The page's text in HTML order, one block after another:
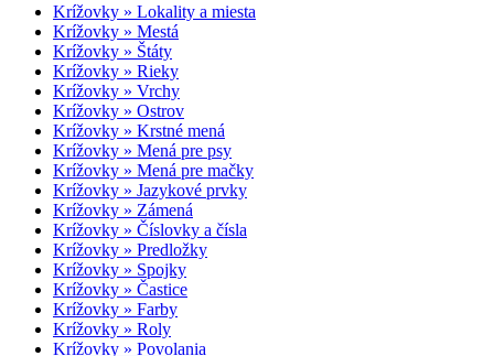
Krížovky » Lokality a miesta
Krížovky » Mestá
Krížovky » Štáty
Krížovky » Rieky
Krížovky » Vrchy
Krížovky » Ostrov
Krížovky » Krstné mená
Krížovky » Mená pre psy
Krížovky » Mená pre mačky
Krížovky » Jazykové prvky
Krížovky » Zámená
Krížovky » Číslovky a čísla
Krížovky » Predložky
Krížovky » Spojky
Krížovky » Častice
Krížovky » Farby
Krížovky » Roly
Krížovky » Povolania